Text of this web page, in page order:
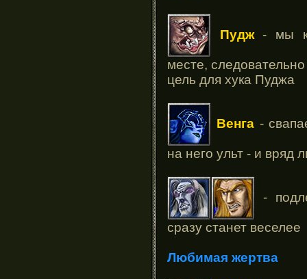
Пудж- мы
месте,
цель для хука Пуджа
Венга-
на него ульт - и вряд
-
сразу станет веселее
Любимая жертва